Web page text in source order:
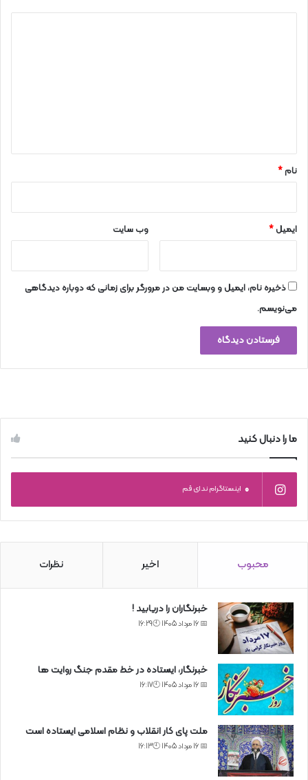
نام*
ایمیل* وب‌ سایت
ذخیره نام، ایمیل و وبسایت من در مرورگر برای زمانی که دوباره دیدگاهی
می‌نویسم.
ما را دنبال کنید
0 اینستاگرام ندای قم
محبوب اخیر نظرات
خبرنگاران را دریابید !
📅 16 مرداد 1405 🕙16:29
خبرنگار، ایستاده در خط مقدم جنگ روایت ها
📅 16 مرداد 1405 🕙16:17
ملت پای کار انقلاب و نظام اسلامی ایستاده است
📅 16 مرداد 1405 🕙16:13